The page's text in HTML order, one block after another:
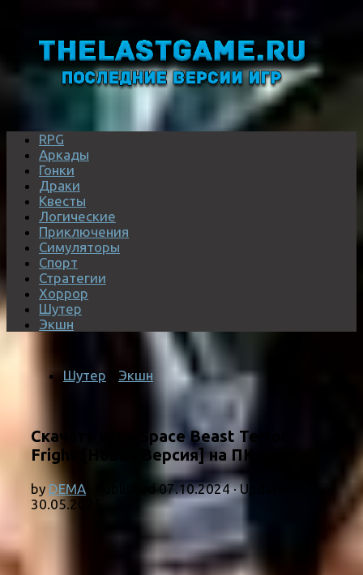
RPG
Аркады
Гонки
Драки
Квесты
Логические
Приключения
Симуляторы
Спорт
Стратегии
Хоррор
Шутер
Экшн
Шутер Экшн
Скачать игру Space Beast Terror
Fright [Новая Версия] на ПК
by DEMA 07.10.2024· Updated
30.05.2025